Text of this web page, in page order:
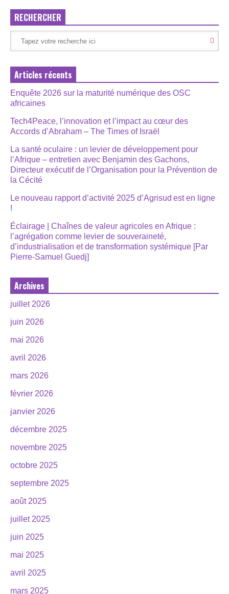
RECHERCHER
Articles récents
Enquête 2026 sur la maturité numérique des OSC
africaines
Tech4Peace, l’innovation et l’impact au cœur des
Accords d’Abraham – The Times of Israël
La santé oculaire : un levier de développement pour
l’Afrique – entretien avec Benjamin des Gachons,
Directeur exécutif de l’Organisation pour la Prévention de
la Cécité
Le nouveau rapport d’activité 2025 d’Agrisud est en ligne
!
Éclairage | Chaînes de valeur agricoles en Afrique :
l’agrégation comme levier de souveraineté,
d’industrialisation et de transformation systémique [Par
Pierre-Samuel Guedj]
Archives
juillet 2026
juin 2026
mai 2026
avril 2026
mars 2026
février 2026
janvier 2026
décembre 2025
novembre 2025
octobre 2025
septembre 2025
août 2025
juillet 2025
juin 2025
mai 2025
avril 2025
mars 2025